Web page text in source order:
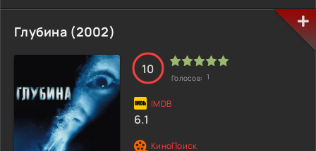
возвращается в родной город и понимает, что всё, о чём
он говорил, было не выдумкой. Опасность никуда не
исчезла. Более того, она снова даёт о себе знать. Под
угрозой оказываются его девушка и её младший брат.
Кайлу приходится вспомнить прошлое и разобраться с
тем, что скрывается в городе уже много лет. Потому что
на этот раз просто отмахнуться не получится.
Глубина (2002)
10
Голосов: 1
6.1